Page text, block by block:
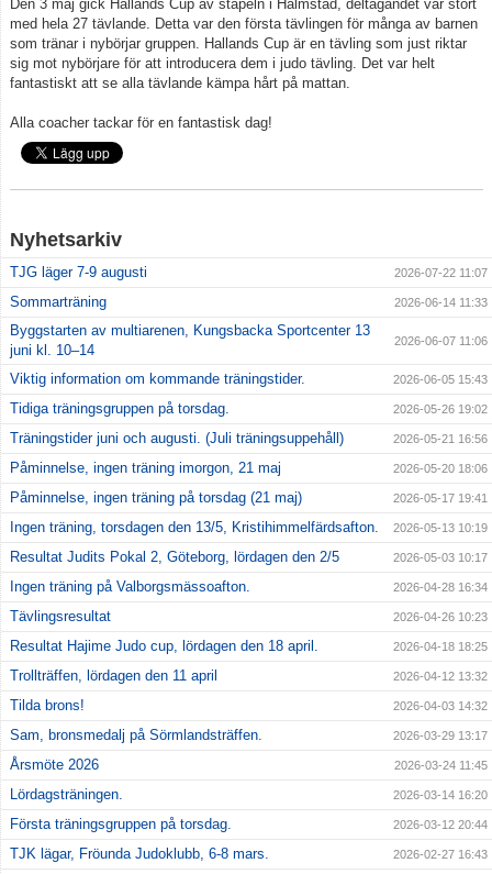
Klubbkläder
Om klubben
Gradering
Bildgalleri
styrelse
Drogpolicy
Den 3 maj gick Hallands Cup av stapeln i Halmstad, deltagandet var stort
med hela 27 tävlande. Detta var den första tävlingen för många av barnen
som tränar i nybörjar gruppen. Hallands Cup är en tävling som just riktar
sig mot nybörjare för att introducera dem i judo tävling. Det var helt
fantastiskt att se alla tävlande kämpa hårt på mattan.
Alla coacher tackar för en fantastisk dag!
Nyhetsarkiv
TJG läger 7-9 augusti 2026-07-22 11:07
Sommarträning 2026-06-14 11:33
Byggstarten av multiarenen, Kungsbacka Sportcenter 13
juni kl. 10–14
2026-06-07 11:06
Viktig information om kommande träningstider. 2026-06-05 15:43
Tidiga träningsgruppen på torsdag. 2026-05-26 19:02
Träningstider juni och augusti. (Juli träningsuppehåll) 2026-05-21 16:56
Påminnelse, ingen träning imorgon, 21 maj 2026-05-20 18:06
Påminnelse, ingen träning på torsdag (21 maj) 2026-05-17 19:41
Ingen träning, torsdagen den 13/5, Kristihimmelfärdsafton. 2026-05-13 10:19
Resultat Judits Pokal 2, Göteborg, lördagen den 2/5 2026-05-03 10:17
Ingen träning på Valborgsmässoafton. 2026-04-28 16:34
Tävlingsresultat 2026-04-26 10:23
Resultat Hajime Judo cup, lördagen den 18 april. 2026-04-18 18:25
Trollträffen, lördagen den 11 april 2026-04-12 13:32
Tilda brons! 2026-04-03 14:32
Sam, bronsmedalj på Sörmlandsträffen. 2026-03-29 13:17
Årsmöte 2026 2026-03-24 11:45
Lördagsträningen. 2026-03-14 16:20
Första träningsgruppen på torsdag. 2026-03-12 20:44
TJK lägar, Fröunda Judoklubb, 6-8 mars. 2026-02-27 16:43